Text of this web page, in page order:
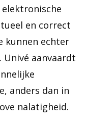
en correct
kunnen echter
aanvaardt
anders dan in
nalatigheid.